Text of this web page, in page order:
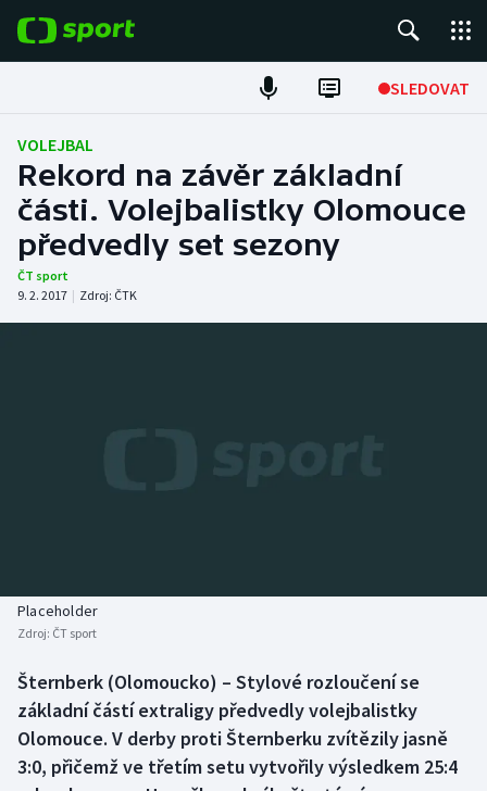
SLEDOVAT
Fotbal
Hokej
Tenis
Atletika
Biatlon
Box
Curling
Aplikace ČT sport
VOLEJBAL
Rekord na závěr základní
části. Volejbalistky Olomouce
předvedly set sezony
ČT sport
9. 2. 2017 | Zdroj: ČTK
Placeholder
Zdroj: ČT sport
Šternberk (Olomoucko) – Stylové rozloučení se
základní částí extraligy předvedly volejbalistky
Olomouce. V derby proti Šternberku zvítězily jasně
3:0, přičemž ve třetím setu vytvořily výsledkem 25:4